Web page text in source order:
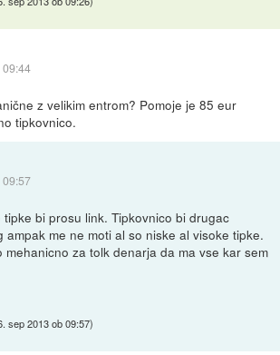
09:44
z velikim entrom? Pomoje je 85 eur
tipkovnico.
09:57
bi prosu link. Tipkovnico bi drugac
ampak me ne moti al so niske al visoke tipke.
mehanicno za tolk denarja da ma vse kar sem
sep 2013 ob 09:57)